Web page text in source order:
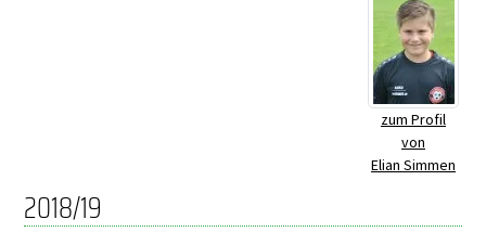
zum Profil
von
Elian Simmen
2018/19